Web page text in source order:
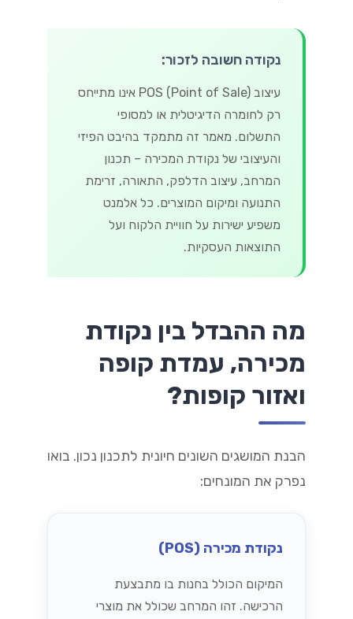
נקודה חשובה לזכור:
עיצוב POS (Point of Sale) אינו מתייחס
רק לחומרה הדיגיטלית או למסופי
התשלום. מאמר זה מתמקד בהיבט הפיזי
והעיצובי של נקודת המכירה – תכנון
המרחב, עיצוב הדלפק, התאורה, זרימת
התנועה ומיקום המוצרים. כל אלמנט
משפיע ישירות על חוויית הלקוח ועל
התוצאות העסקיות.
מה ההבדל בין נקודת
מכירה, עמדת קופה
ואזור קופות?
הבנת המושגים השונים חיונית לתכנון נכון. בואו
נפרק את המונחים:
נקודת מכירה (POS)
המיקום הכולל בחנות בו מתבצעת
הרכישה. זהו המרחב שכולל את מוצרי